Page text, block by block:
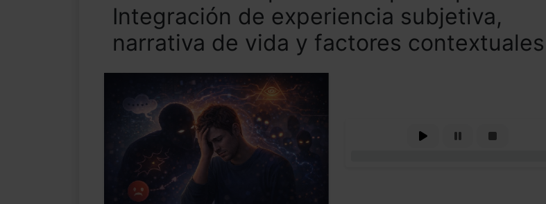
Integración de experiencia subjetiva,
narrativa de vida y factores contextuales